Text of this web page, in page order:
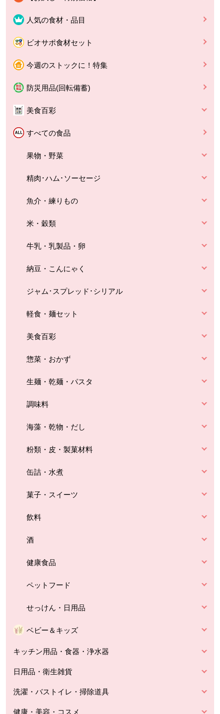
人気の食材・品目
ビオサポ食材セット
今週のストックに！特集
防災用品(回転備蓄)
美食百彩
すべての食品
果物・野菜
精肉･ハム･ソーセージ
魚介・練りもの
米・穀類
牛乳・乳製品・卵
納豆・こんにゃく
ジャム･スプレッド･シリアル
軽食・麺セット
美食百彩
惣菜・おかず
生麺・乾麺・パスタ
調味料
海藻・乾物・だし
粉類・皮・製菓材料
缶詰・水煮
菓子・スイーツ
飲料
酒
健康食品
ペットフード
せっけん・日用品
ベビー＆キッズ
キッチン用品・食器・浄水器
日用品・衛生雑貨
洗濯・バストイレ・掃除道具
健康・美容・コスメ